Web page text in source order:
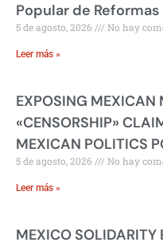
Popular de Reformas
5 de agosto, 2026 No hay
Leer más »
EXPOSING MEXICAN
«CENSORSHIP»
MEXICAN POLITICS
5 de agosto, 2026 No hay
Leer más »
MEXICO SOLIDARITY